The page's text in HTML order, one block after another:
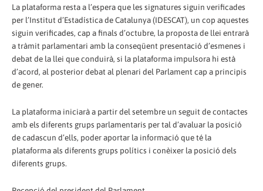
La plataforma resta a l’espera que les signatures siguin verificades
per l’Institut d’Estadística de Catalunya (IDESCAT), un cop aquestes
siguin verificades, cap a finals d’octubre, la proposta de llei entrarà
a tràmit parlamentari amb la conseqüent presentació d’esmenes i
debat de la llei que conduirà, si la plataforma impulsora hi està
d’acord, al posterior debat al plenari del Parlament cap a principis
de gener.
La plataforma iniciarà a partir del setembre un seguit de contactes
amb els diferents grups parlamentaris per tal d’avaluar la posició
de cadascun d’ells, poder aportar la informació que té la
plataforma als diferents grups polítics i conèixer la posició dels
diferents grups.